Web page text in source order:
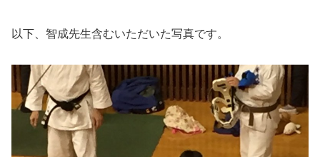
以下、智成先生含むいただいた写真です。